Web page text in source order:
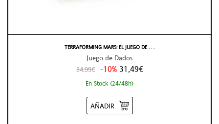
TERRAFORMING MARS: EL JUEGO DE . . .
Juego de Dados
34,99€ -10% 31,49€
En Stock (24/48h)
AÑADIR